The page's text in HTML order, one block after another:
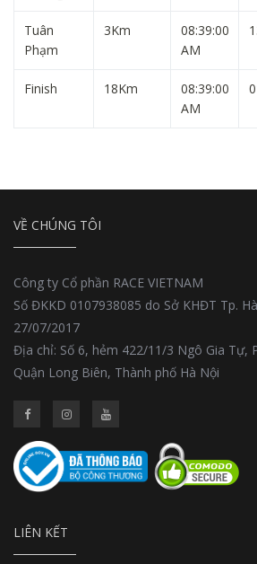
Tuân
Phạm
3Km
08:39:00
AM
Finish 18Km
08:39:00
AM
VỀ CHÚNG TÔI
Công ty Cổ phần RACE VIETNAM
Số ĐKKD 0107938085 do Sở KHĐT Tp.
27/07/2017
Địa chỉ: Số 6, hẻm 422/11/3 Ngô Gia Tự,
Quận Long Biên, Thành phố Hà Nội
LIÊN KẾT